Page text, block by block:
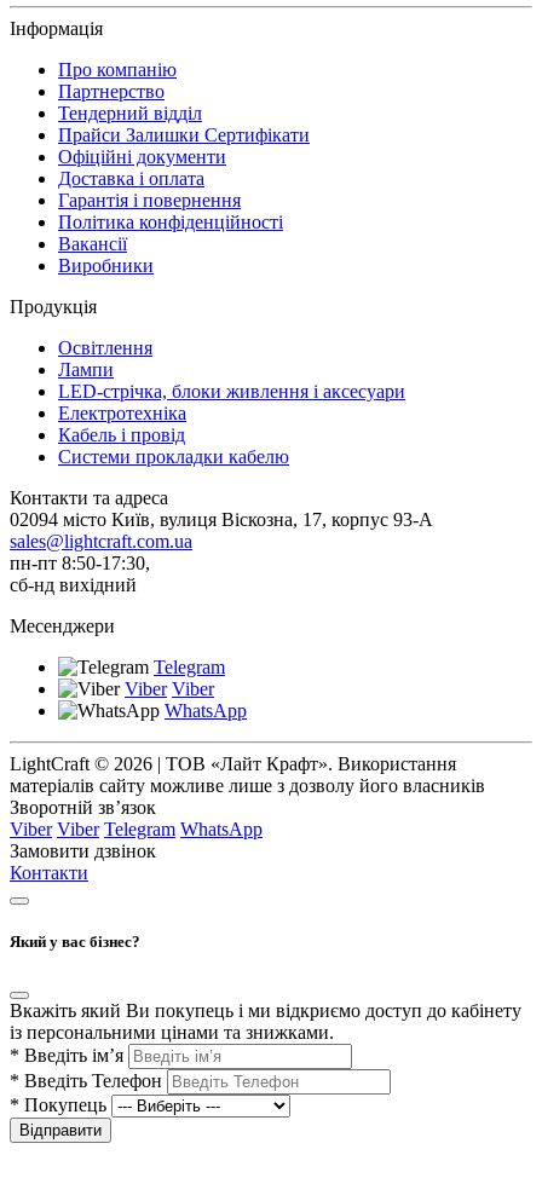
Інформація
Про компанію
Партнерство
Тендерний відділ
Прайси Залишки Сертифікати
Офіційні документи
Доставка і оплата
Гарантія і повернення
Політика конфіденційності
Вакансії
Виробники
Продукція
Освітлення
Лампи
LED-стрічка, блоки живлення і аксесуари
Електротехніка
Кабель і провід
Системи прокладки кабелю
Контакти та адреса
02094 місто Київ, вулиця Віскозна, 17, корпус 93-А
sales@lightcraft.com.ua
пн-пт 8:50-17:30,
сб-нд вихідний
Месенджери
Telegram
Viber Viber
WhatsApp
LightCraft © 2026 | ТОВ «Лайт Крафт». Використання
матеріалів сайту можливе лише з дозволу його власників
Зворотній зв’язок
Viber Viber Telegram WhatsApp
Замовити дзвінок
Контакти
Який у вас бізнес?
Вкажіть який Ви покупець і ми відкриємо доступ до кабінету
із персональними цінами та знижками.
* Введіть ім’я
* Введіть Телефон
* Покупець
Відправити